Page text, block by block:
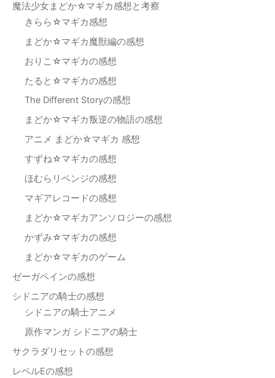
魔法少女まどか☆マギカ感想と考察
きらら☆マギカ感想
まどか☆マギカ魔獣編の感想
おりこ☆マギカの感想
たると☆マギカの感想
The Different Storyの感想
まどか☆マギカ叛逆の物語の感想
アニメ まどか☆マギカ 感想
すずね☆マギカの感想
ほむらリベンジの感想
マギアレコードの感想
まどか☆マギカアンソロジーの感想
かずみ☆マギカの感想
まどか☆マギカのゲーム
ゼーガペインの感想
シドニアの騎士の感想
シドニアの騎士アニメ
原作マンガ シドニアの騎士
サクラダリセットの感想
レベルEの感想